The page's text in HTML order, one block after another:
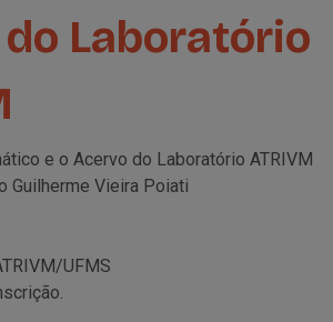
Laboratório
e o Acervo do Laboratório ATRIVM
Guilherme Vieira Poiati
UFMS